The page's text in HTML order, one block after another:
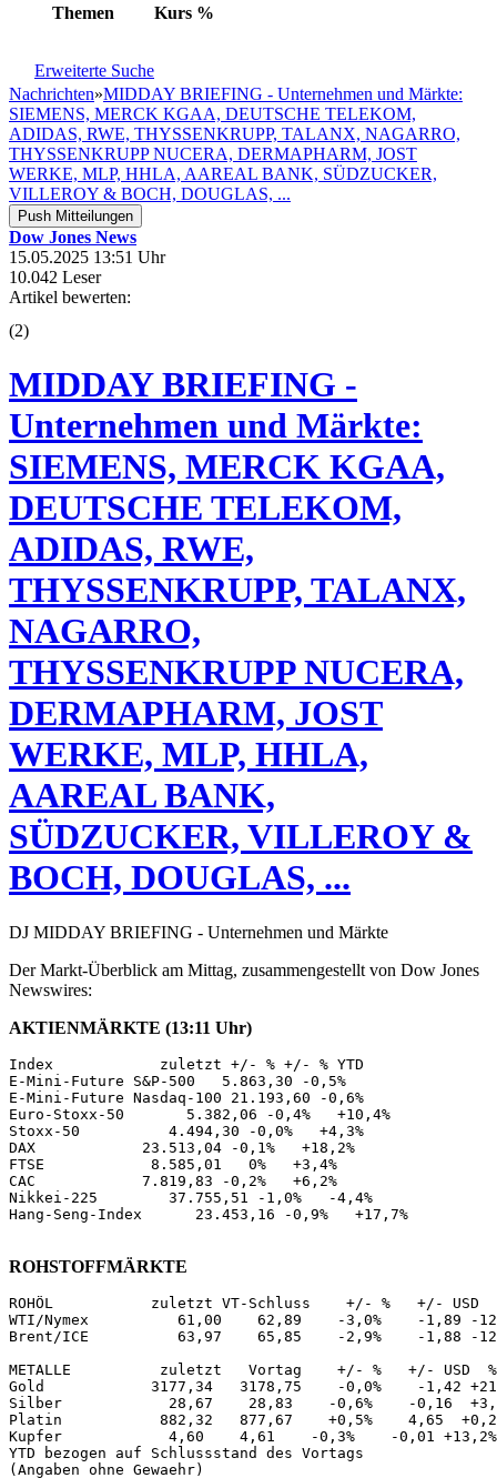
Themen Kurs %
Erweiterte Suche
Nachrichten»MIDDAY BRIEFING - Unternehmen und Märkte:
SIEMENS, MERCK KGAA, DEUTSCHE TELEKOM,
ADIDAS, RWE, THYSSENKRUPP, TALANX, NAGARRO,
THYSSENKRUPP NUCERA, DERMAPHARM, JOST
WERKE, MLP, HHLA, AAREAL BANK, SÜDZUCKER,
VILLEROY & BOCH, DOUGLAS, ...
Push Mitteilungen
Dow Jones News
15.05.2025 13:51 Uhr
10.042 Leser
Artikel bewerten:
(2)
MIDDAY BRIEFING -
Unternehmen und Märkte:
SIEMENS, MERCK KGAA,
DEUTSCHE TELEKOM,
ADIDAS, RWE,
THYSSENKRUPP, TALANX,
NAGARRO,
THYSSENKRUPP NUCERA,
DERMAPHARM, JOST
WERKE, MLP, HHLA,
AAREAL BANK,
SÜDZUCKER, VILLEROY &
BOCH, DOUGLAS, ...
DJ MIDDAY BRIEFING - Unternehmen und Märkte
Der Markt-Überblick am Mittag, zusammengestellt von Dow Jones
Newswires:
AKTIENMÄRKTE (13:11 Uhr)
Index            zuletzt +/- % +/- % YTD
E-Mini-Future S&P-500   5.863,30 -0,5%
E-Mini-Future Nasdaq-100 21.193,60 -0,6%
Euro-Stoxx-50       5.382,06 -0,4%   +10,4%
Stoxx-50          4.494,30 -0,0%   +4,3%
DAX            23.513,04 -0,1%   +18,2%
FTSE            8.585,01   0%   +3,4%
CAC            7.819,83 -0,2%   +6,2%
Nikkei-225        37.755,51 -1,0%   -4,4%
Hang-Seng-Index      23.453,16 -0,9%   +17,7%
ROHSTOFFMÄRKTE
ROHÖL           zuletzt VT-Schluss    +/- %   +/- USD
WTI/Nymex          61,00    62,89    -3,0%    -1,89 -
Brent/ICE          63,97    65,85    -2,9%    -1,88 -
METALLE          zuletzt   Vortag    +/- %   +/- USD
Gold            3177,34   3178,75    -0,0%    -1,42
Silber            28,67    28,83    -0,6%    -0,16
Platin           882,32   877,67    +0,5%    4,65
Kupfer            4,60    4,61    -0,3%    -0,01
YTD bezogen auf Schlussstand des Vortags
(Angaben ohne Gewaehr)